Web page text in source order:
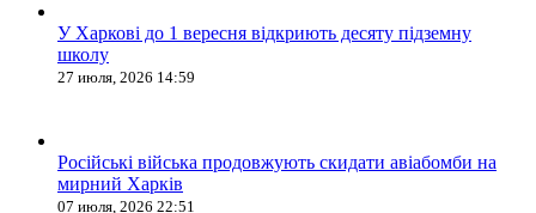
У Харкові до 1 вересня відкриють десяту підземну
школу
27 июля, 2026 14:59
Російські війська продовжують скидати авіабомби на
мирний Харків
07 июля, 2026 22:51